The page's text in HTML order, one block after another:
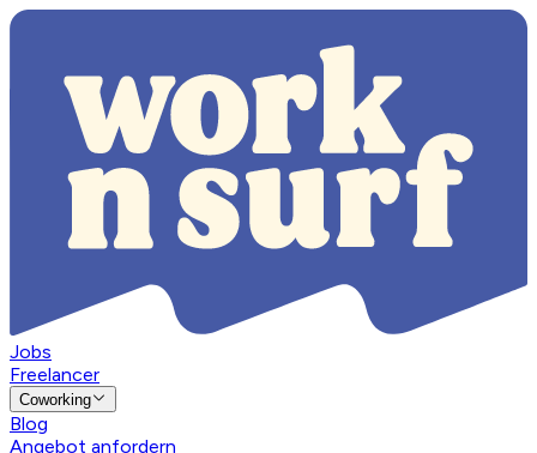
Jobs
Freelancer
Coworking
Blog
Angebot anfordern